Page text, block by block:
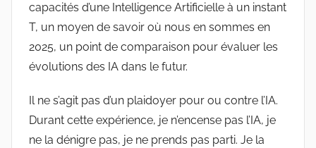
capacités d’une Intelligence Artificielle à un instant
T, un moyen de savoir où nous en sommes en
2025, un point de comparaison pour évaluer les
évolutions des IA dans le futur.
Il ne s’agit pas d’un plaidoyer pour ou contre l’IA.
Durant cette expérience, je n’encense pas l’IA, je
ne la dénigre pas, je ne prends pas parti. Je la